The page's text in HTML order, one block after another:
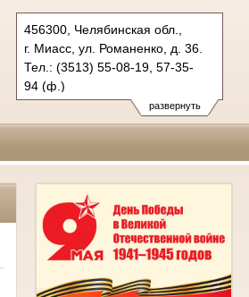
развернуть
456300, Челябинская обл.,
г. Миасс, ул. Романенко, д. 36.
Тел.: (3513) 55-08-19, 57-35-
94 (ф.)
miass.chel@sudrf.ru